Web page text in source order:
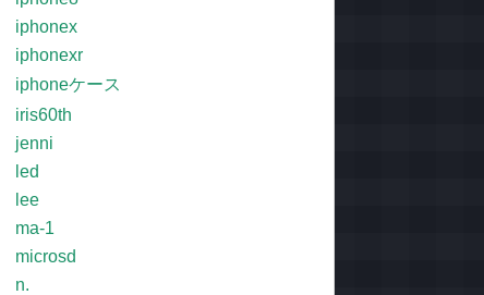
iphonex
iphonexr
iphoneケース
iris60th
jenni
led
lee
ma-1
microsd
n.